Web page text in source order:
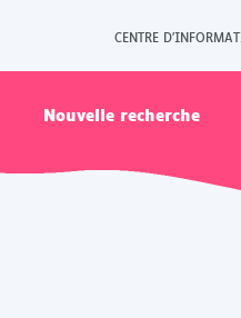
CENTRE
Nouvelle recherche